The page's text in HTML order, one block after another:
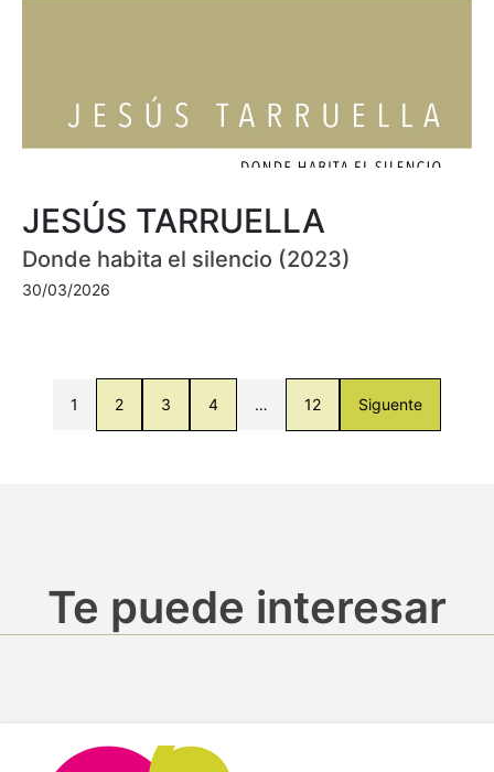
JESÚS TARRUELLA
Donde habita el silencio (2023)
30/03/2026
1 2 3 4 … 12 Siguente
Te puede interesar